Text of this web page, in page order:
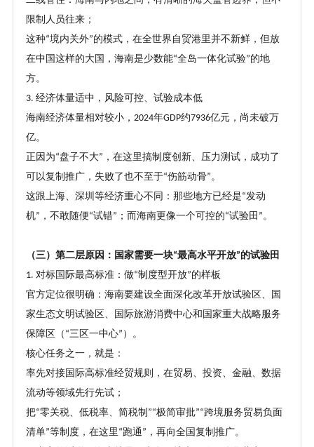
限制人员往来；
这种“境内关外”的模式，在全世界自贸港里并不新鲜，但放
在中国这样的大国，海南是少数能“全岛一体化试验”的地
方。
3. 经济体量适中，风险可控、试验成本低
海南经济体量相对较小， 2024年GDP约7936亿元，尚未破万
亿。
正因为“盘子不大” ，在这里搞制度创新、压力测试，成功了
可以复制推广，失败了也不至于“伤筋动骨” 。
这跟上海、深圳等经济重心不同：那些地方已经是“发动
机” ，不敢随便“试错” ；而海南更像一个可控的“试验田 ” 。
（三） 第二层原因：国家需要一块“最高水平开放”的试验田
1. 对标国际最高标准：做“制度型开放”的样板
官方定位很明确：海南要建设全面深化改革开放试验区、国
家生态文明试验区、国际旅游消费中心和国家重大战略服务
保障区（ “三区一中心” ）。
核心任务之一，就是：
率先对接国际高标准经贸规则，在贸易、投资、金融、数据
流动等领域先行先试；
把“零关税、低税率、简税制 ”“极简审批”“跨境服务贸易负面
清单”等制度，在这里 “跑通 ” ，再向全国复制推广。